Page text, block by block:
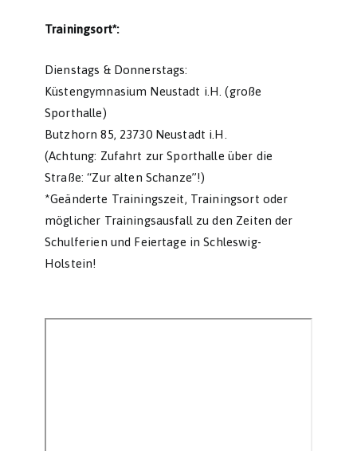
Trainingsort*:
Dienstags & Donnerstags:
Küstengymnasium Neustadt i.H. (große
Sporthalle)
Butzhorn 85, 23730 Neustadt i.H.
(Achtung: Zufahrt zur Sporthalle über die
Straße: “Zur alten Schanze”!)
*Geänderte Trainingszeit, Trainingsort oder
möglicher Trainingsausfall zu den Zeiten der
Schulferien und Feiertage in Schleswig-
Holstein!